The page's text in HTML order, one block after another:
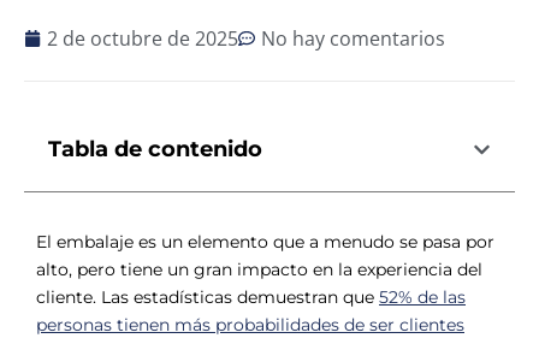
2 de octubre de 2025 No hay comentarios
Tabla de contenido
El embalaje es un elemento que a menudo se pasa por
alto, pero tiene un gran impacto en la experiencia del
cliente. Las estadísticas demuestran que 52% de las
personas tienen más probabilidades de ser clientes